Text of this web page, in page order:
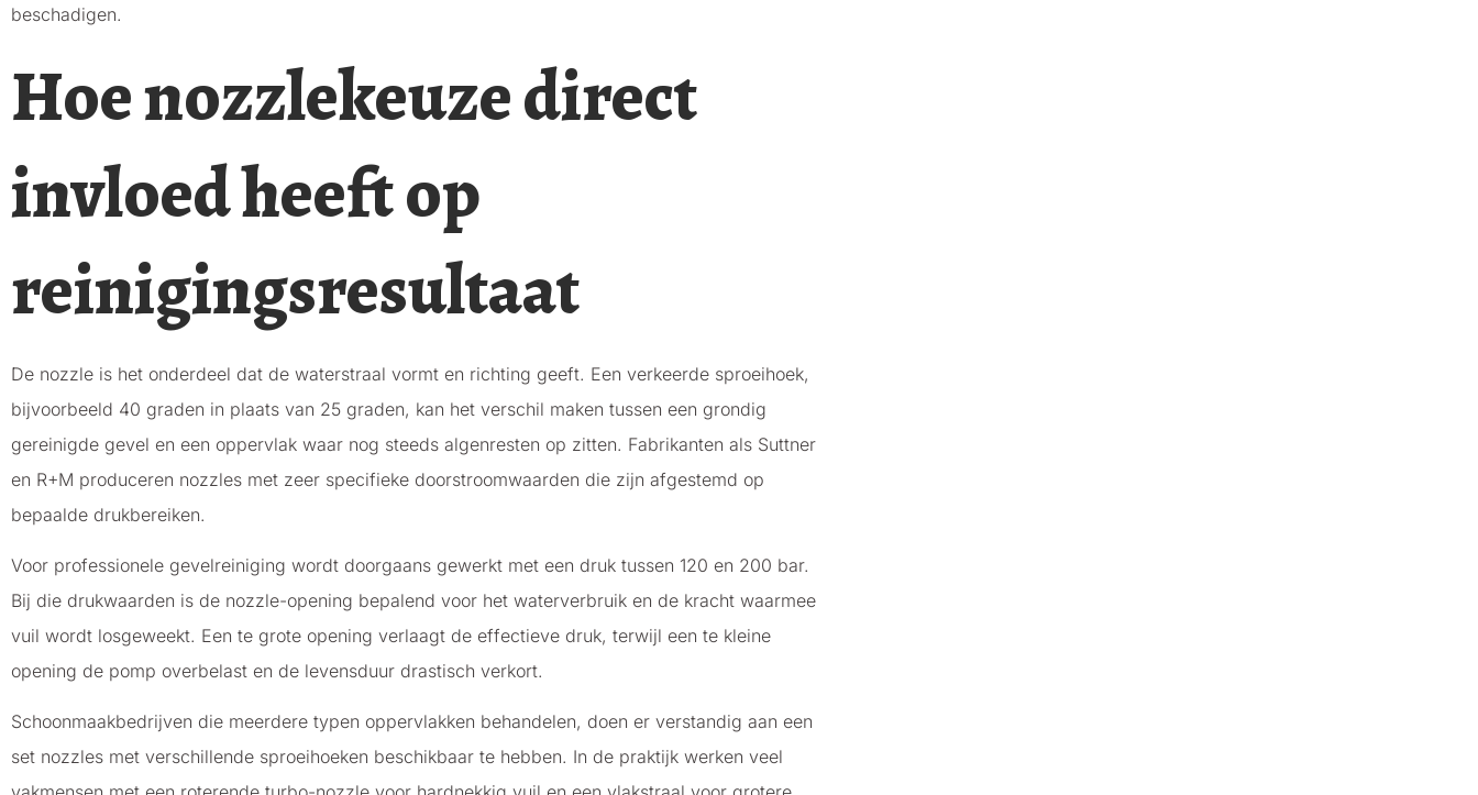
beschadigen.
Hoe nozzlekeuze direct
invloed heeft op
reinigingsresultaat
De nozzle is het onderdeel dat de waterstraal vormt en richting geeft. Een verkeerde sproeihoek,
bijvoorbeeld 40 graden in plaats van 25 graden, kan het verschil maken tussen een grondig
gereinigde gevel en een oppervlak waar nog steeds algenresten op zitten. Fabrikanten als Suttner
en R+M produceren nozzles met zeer specifieke doorstroomwaarden die zijn afgestemd op
bepaalde drukbereiken.
Voor professionele gevelreiniging wordt doorgaans gewerkt met een druk tussen 120 en 200 bar.
Bij die drukwaarden is de nozzle-opening bepalend voor het waterverbruik en de kracht waarmee
vuil wordt losgeweekt. Een te grote opening verlaagt de effectieve druk, terwijl een te kleine
opening de pomp overbelast en de levensduur drastisch verkort.
Schoonmaakbedrijven die meerdere typen oppervlakken behandelen, doen er verstandig aan een
set nozzles met verschillende sproeihoeken beschikbaar te hebben. In de praktijk werken veel